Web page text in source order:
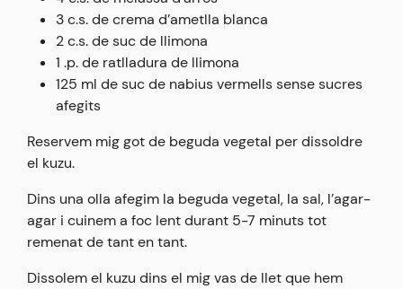
3 c.s. de crema d’ametlla blanca
2 c.s. de suc de llimona
1 .p. de ratlladura de llimona
125 ml de suc de nabius vermells sense sucres
afegits
Reservem mig got de beguda vegetal per dissoldre
el kuzu.
Dins una olla afegim la beguda vegetal, la sal, l’agar-
agar i cuinem a foc lent durant 5-7 minuts tot
remenat de tant en tant.
Dissolem el kuzu dins el mig vas de llet que hem